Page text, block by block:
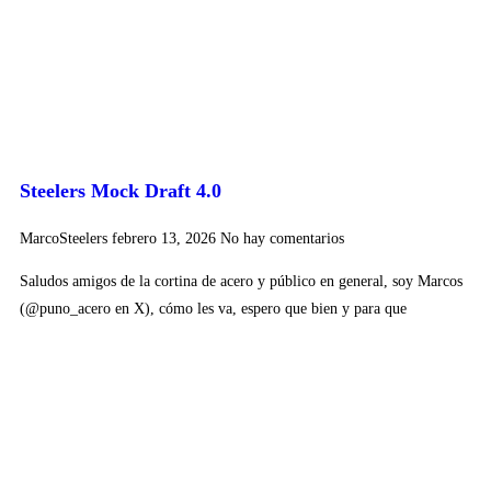
Steelers Mock Draft 4.0
MarcoSteelers febrero 13, 2026 No hay comentarios
Saludos amigos de la cortina de acero y público en general, soy Marcos
(@puno_acero en X), cómo les va, espero que bien y para que